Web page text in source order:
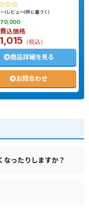
(レビュー0件に基づく)
込価格
（税込）
商品詳細を見る
お問合わせ
なったりしますか？